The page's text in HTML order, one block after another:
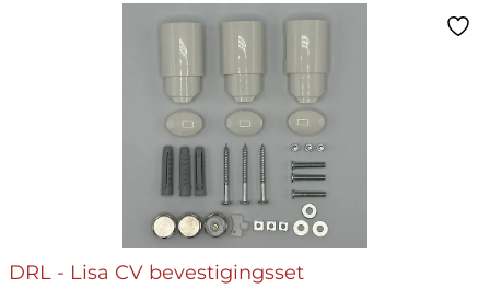
DRL - Lisa CV bevestigingsset